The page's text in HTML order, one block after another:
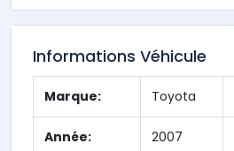
Informations Véhicule
Marque: Toyota
Année: 2007